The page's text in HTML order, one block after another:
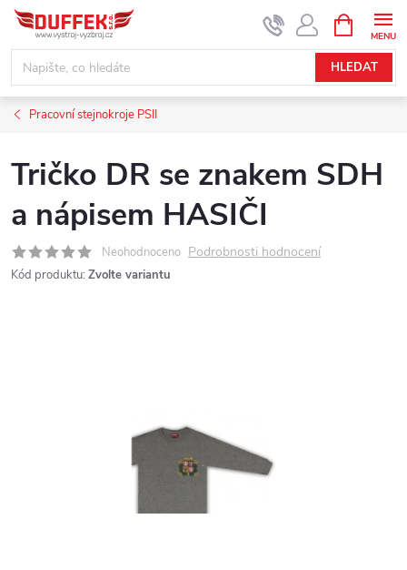
Přejít
obsah
HLEDAT
NÁKUPNÍ
KOŠÍK
Pracovní stejnokroje PSII
Tričko DR se znakem SDH
a nápisem HASIČI
Neohodnoceno Podrobnosti hodnocení
Kód produktu: Zvolte variantu